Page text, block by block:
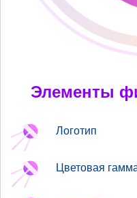
Элементы
Логотип
Цветовая